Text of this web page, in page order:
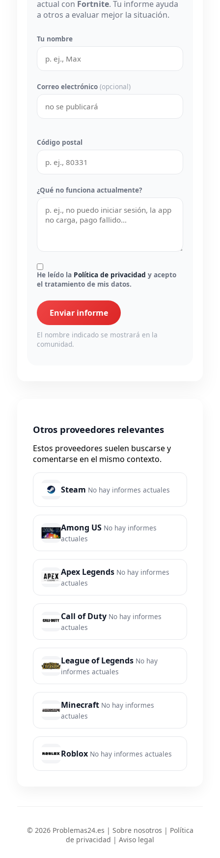
actual con Fortnite. Tu informe ayuda
a otros a evaluar mejor la situación.
Tu nombre
Correo electrónico (opcional)
Código postal
¿Qué no funciona actualmente?
He leído la Política de privacidad y acepto
el tratamiento de mis datos.
Enviar informe
El nombre indicado se mostrará en la
comunidad.
Otros proveedores relevantes
Estos proveedores suelen buscarse y
comentarse en el mismo contexto.
Steam No hay informes actuales
Among US No hay informes
actuales
Apex Legends No hay informes
actuales
Call of Duty No hay informes
actuales
League of Legends No hay
informes actuales
Minecraft No hay informes
actuales
Roblox No hay informes actuales
© 2026 Problemas24.es | Sobre nosotros | Política
de privacidad | Aviso legal